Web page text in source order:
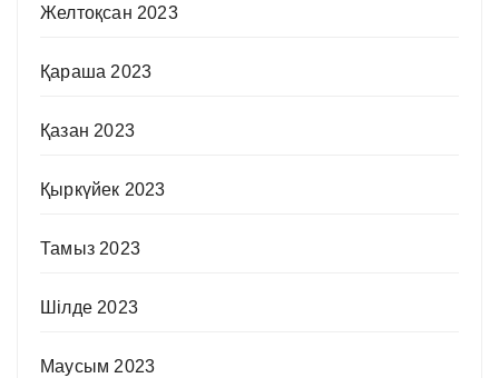
Желтоқсан 2023
Қараша 2023
Қазан 2023
Қыркүйек 2023
Тамыз 2023
Шілде 2023
Маусым 2023